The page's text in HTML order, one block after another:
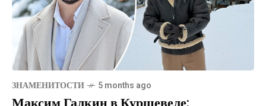
ЗНАМЕНИТОСТИ 5 months ago